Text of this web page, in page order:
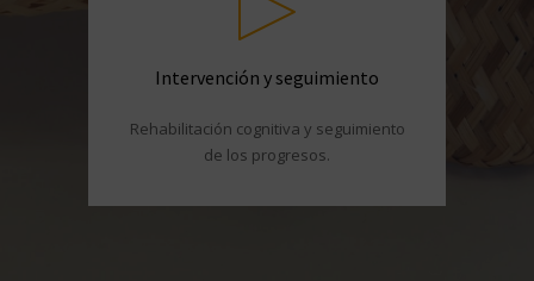
Intervención y seguimiento
Rehabilitación cognitiva y seguimiento
de los progresos.